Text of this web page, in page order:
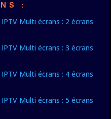
:
Multi écrans : 2 écrans
Multi écrans : 3 écrans
Multi écrans : 4 écrans
Multi écrans : 5 écrans